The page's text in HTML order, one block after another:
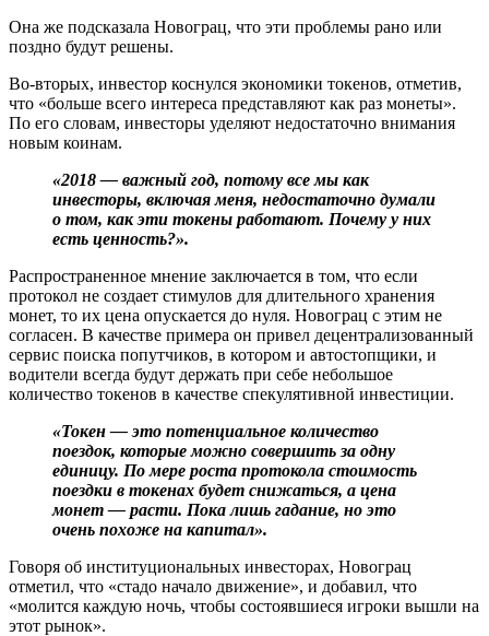
Она же подсказала Новограц, что эти проблемы рано или
поздно будут решены.
Во-вторых, инвестор коснулся экономики токенов, отметив,
что «больше всего интереса представляют как раз монеты».
По его словам, инвесторы уделяют недостаточно внимания
новым коинам.
«2018 — важный год, потому все мы как
инвесторы, включая меня, недостаточно думали
о том, как эти токены работают. Почему у них
есть ценность?».
Распространенное мнение заключается в том, что если
протокол не создает стимулов для длительного хранения
монет, то их цена опускается до нуля. Новограц с этим не
согласен. В качестве примера он привел децентрализованный
сервис поиска попутчиков, в котором и автостопщики, и
водители всегда будут держать при себе небольшое
количество токенов в качестве спекулятивной инвестиции.
«Токен — это потенциальное количество
поездок, которые можно совершить за одну
единицу. По мере роста протокола стоимость
поездки в токенах будет снижаться, а цена
монет — расти. Пока лишь гадание, но это
очень похоже на капитал».
Говоря об институциональных инвесторах, Новограц
отметил, что «стадо начало движение», и добавил, что
«молится каждую ночь, чтобы состоявшиеся игроки вышли на
этот рынок».